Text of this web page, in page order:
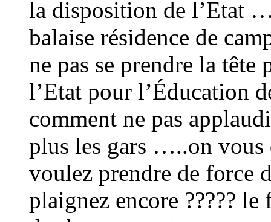
la disposition de l’Etat
balaise résidence de
ne pas se prendre la tête
l’Etat pour l’Éducation
comment ne pas
plus les gars …..on vous
voulez prendre de force
plaignez encore ?????